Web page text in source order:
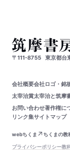
〒111-8755 東京都台
会社概要会社ロゴ・銘
太宰治賞太宰治と筑摩
お問い合わせ著作権に
リンク集サイトマップ
webちくま
ちくまの教
プライバシーポリシー教